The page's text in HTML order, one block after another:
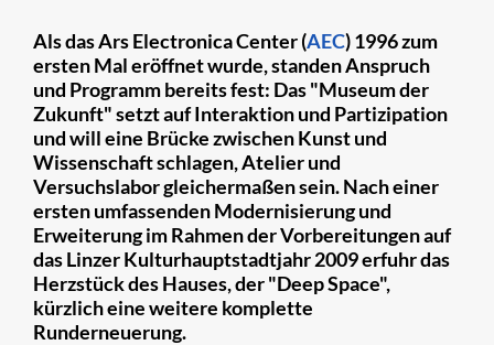
Als das Ars Electronica Center (AEC) 1996 zum
ersten Mal eröffnet wurde, standen Anspruch
und Programm bereits fest: Das "Museum der
Zukunft" setzt auf Interaktion und Partizipation
und will eine Brücke zwischen Kunst und
Wissenschaft schlagen, Atelier und
Versuchslabor gleichermaßen sein. Nach einer
ersten umfassenden Modernisierung und
Erweiterung im Rahmen der Vorbereitungen auf
das Linzer Kulturhauptstadtjahr 2009 erfuhr das
Herzstück des Hauses, der "Deep Space",
kürzlich eine weitere komplette
Runderneuerung.